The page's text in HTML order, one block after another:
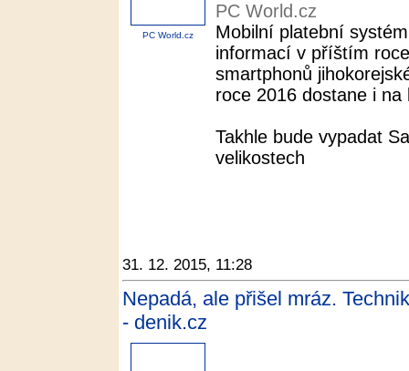
PC World.cz
PC World.cz
Mobilní platební
informací v příštím
smartphonů
roce 2016 dostane i
Takhle bude vypadat
velikostech
31. 12. 2015, 11:28
Nepadá, ale přišel mráz.
- denik.cz